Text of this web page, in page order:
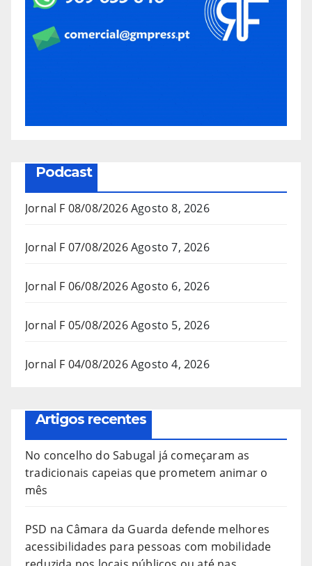
Podcast
Jornal F 08/08/2026Agosto 8, 2026
Jornal F 07/08/2026Agosto 7, 2026
Jornal F 06/08/2026Agosto 6, 2026
Jornal F 05/08/2026Agosto 5, 2026
Jornal F 04/08/2026Agosto 4, 2026
Artigos recentes
No concelho do Sabugal já começaram as
tradicionais capeias que prometem animar o
mês
PSD na Câmara da Guarda defende melhores
acessibilidades para pessoas com mobilidade